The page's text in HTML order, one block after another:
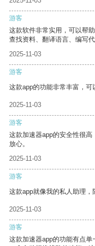
游客
这款软件非常实用，可以帮
查找资料、翻译语言、编写代
2025-11-03
游客
这款app的功能非常丰富，可
2025-11-03
游客
这款加速器app的安全性很
放心。
2025-11-03
游客
这款app就像我的私人助理，
2025-11-03
游客
这款加速器app的功能有点